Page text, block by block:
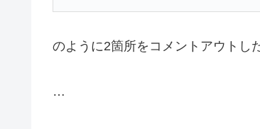
のように2箇所をコメントアウトし
…